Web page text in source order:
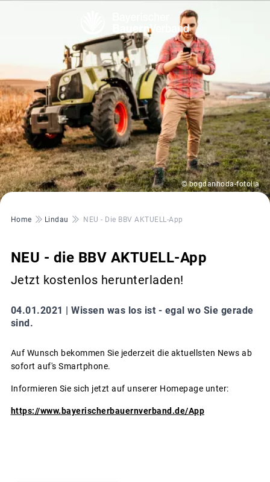
© bogdanhoda-fotolia
Pfadnavigation
Home Lindau NEU - Die BBV AKTUELL-App
NEU - die BBV AKTUELL-App
Jetzt kostenlos herunterladen!
04.01.2021 | Wissen was los ist - egal wo Sie gerade
sind.
Auf Wunsch bekommen Sie jederzeit die aktuellsten News ab
sofort auf's Smartphone.
Informieren Sie sich jetzt auf unserer Homepage unter:
https://www.bayerischerbauernverband.de/App